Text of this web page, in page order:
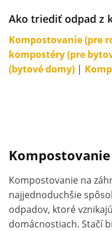
Ako triediť odpad z
Kompostovanie (pre
kompostéry (pre
(bytové domy) |
Kompostovanie na
najjednoduchšie
odpadov, ktoré
domácnostiach. Stačí